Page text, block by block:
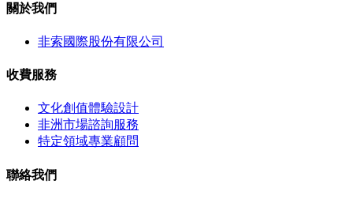
關於我們
非索國際股份有限公司
收費服務
文化創值體驗設計
非洲市場諮詢服務
特定領域專業顧問
聯絡我們